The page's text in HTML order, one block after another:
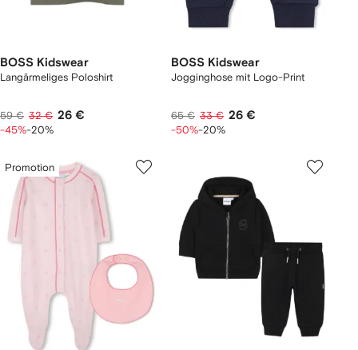
BOSS Kidswear
Langärmeliges Poloshirt
59 € 32 € 26 €
-45%-20%
BOSS Kidswear
Jogginghose mit Logo-Print
65 € 33 € 26 €
-50%-20%
Promotion